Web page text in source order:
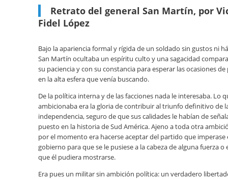
Retrato del general San Martín, por
Fidel López
Bajo la apariencia formal y rígida de un soldado sin gustos ni
San Martín ocultaba un espíritu culto y una sagacidad
su paciencia y con su constancia para esperar las ocasiones
en la alta esfera que venía buscando.
De la política interna y de las facciones nada le interesaba. Lo
ambicionaba era la gloria de contribuir al triunfo definitivo de
independencia, seguro de que sus calidades le habían de
puesto en la historia de Sud América. Ajeno a toda otra
por el momento era hacerse aceptar del partido que imperase
gobierno para que se le pusiese a la cabeza de alguna fuerza o
que él pudiera mostrarse.
Era pues un militar sin ambición política: un verdadero